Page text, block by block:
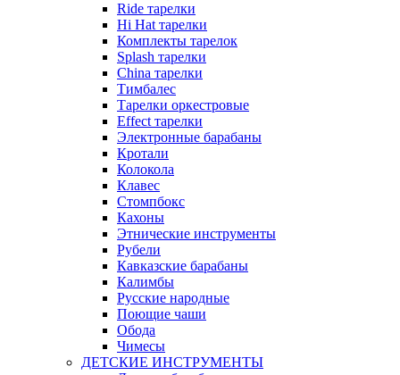
Ride тарелки
Hi Hat тарелки
Комплекты тарелок
Splash тарелки
China тарелки
Тимбалес
Тарелки оркестровые
Effect тарелки
Электронные барабаны
Кротали
Колокола
Клавес
Стомпбокс
Кахоны
Этнические инструменты
Рубели
Кавказские барабаны
Калимбы
Русские народные
Поющие чаши
Обода
Чимесы
ДЕТСКИЕ ИНСТРУМЕНТЫ